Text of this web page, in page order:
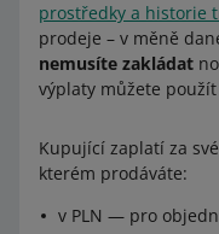
prostředky a historie
prodeje –⁠⁠⁠⁠⁠⁠ v měně
nemusíte zakládat
výplaty můžete
Kupující zaplatí za
kterém prodáváte:
v PLN — pro